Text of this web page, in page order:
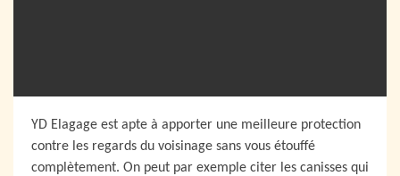
YD Elagage est apte à apporter une meilleure protection
contre les regards du voisinage sans vous étouffé
complètement. On peut par exemple citer les canisses qui